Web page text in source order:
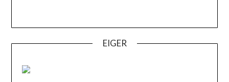
EIGER